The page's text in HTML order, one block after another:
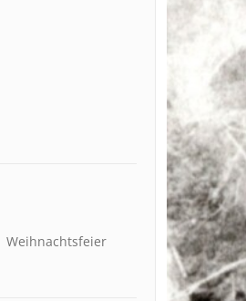
Weihnachtsfeier